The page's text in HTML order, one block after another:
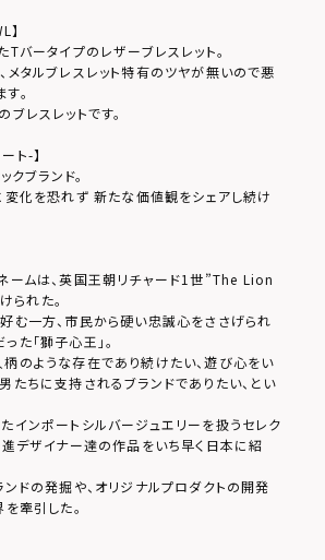
】
バータイプのレザーブレスレット。
メタルブレスレット特有のツヤが無いので悪
。
レスレットです。
ト-】
クブランド。
変化を恐れず 新たな価値観をシェアし続け
ームは、英国王朝リチャード1世”The Lion
られた。
む一方、市民から硬い忠誠心をささげられ
た「獅子心王」。
のような存在であり続けたい、遊び心をい
たちに支持されるブランドでありたい、とい
インポートシルバージュエリーを扱うセレク
進デザイナー達の作品をいち早く日本に紹
ンドの発掘や、オリジナルプロダクトの開発
牽引した。